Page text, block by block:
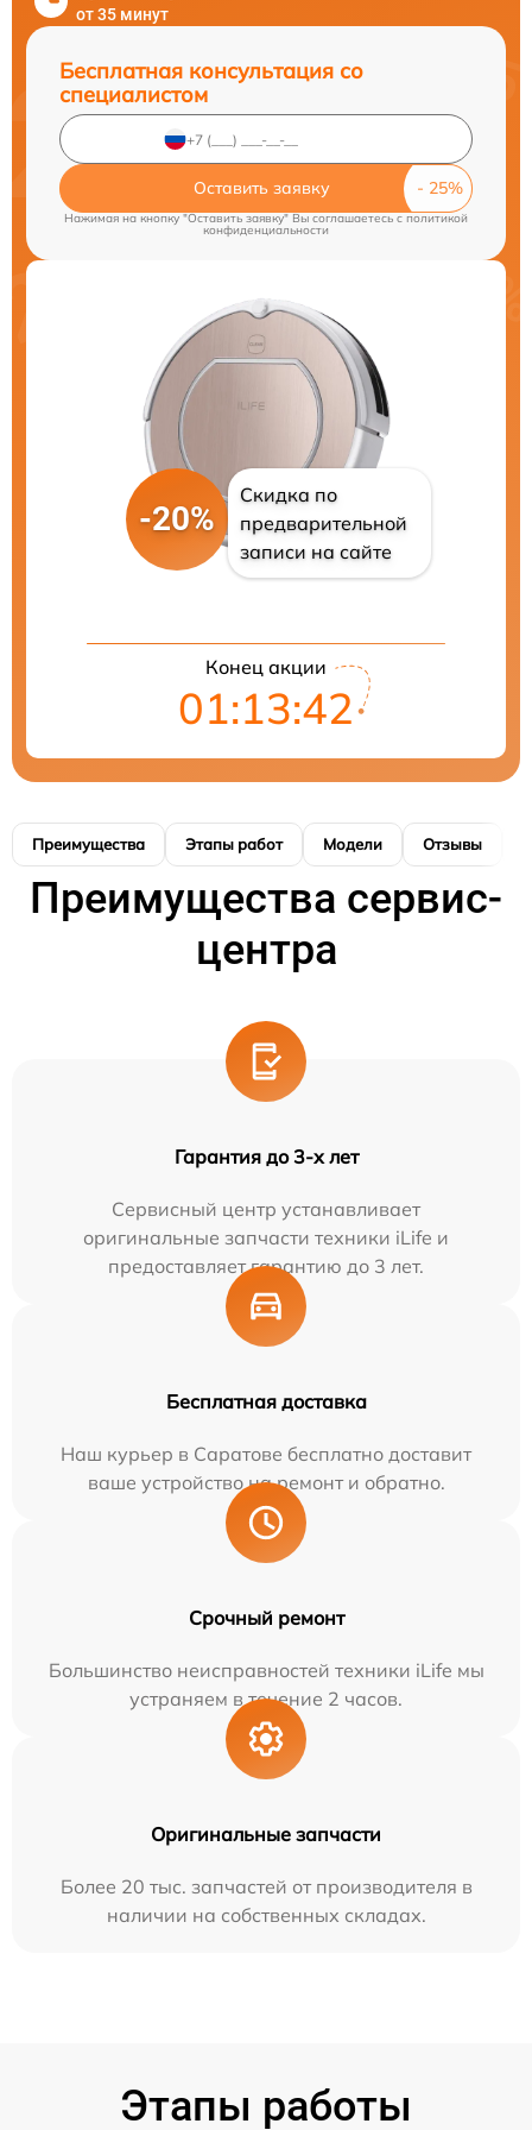
от 35 минут
Бесплатная консультация со
специалистом
Оставить заявку
Нажимая на кнопку "Оставить заявку" Вы соглашаетесь c политикой
конфиденциальности
-20%
Скидка по
предварительной
записи на сайте
Конец акции
01:13:41
Преимущества Этапы работ Модели Отзывы
Преимущества сервис-
центра
Гарантия до 3-х лет
Сервисный центр устанавливает
оригинальные запчасти техники iLife и
предоставляет гарантию до 3 лет.
Бесплатная доставка
Наш курьер в Саратове бесплатно доставит
ваше устройство на ремонт и обратно.
Срочный ремонт
Большинство неисправностей техники iLife мы
устраняем в течение 2 часов.
Оригинальные запчасти
Более 20 тыс. запчастей от производителя в
наличии на собственных складах.
Этапы работы